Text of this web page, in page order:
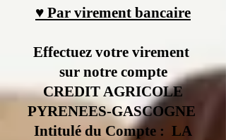
♥ Par virement bancaire
Effectuez votre virement
sur notre compte
CREDIT AGRICOLE
PYRENEES-GASCOGNE
​Intitulé du Compte : LA